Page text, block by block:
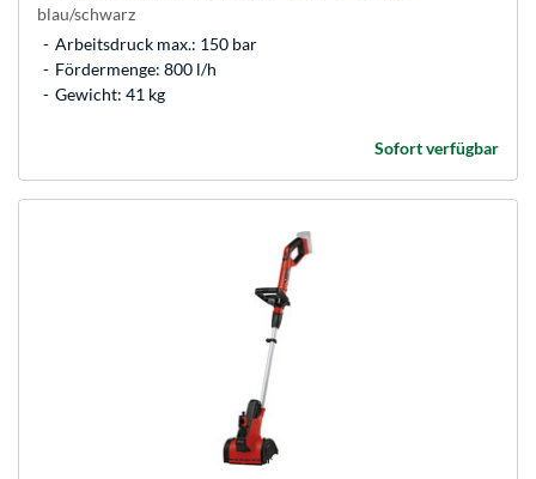
blau/schwarz
Arbeitsdruck max.: 150 bar
Fördermenge: 800 l/h
Gewicht: 41 kg
Sofort verfügbar